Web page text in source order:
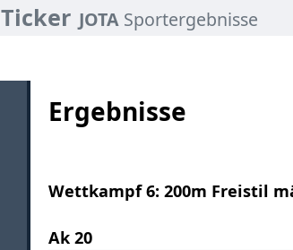
Ticker JOTA Sportergebnisse
Ergebnisse
Wettkampf 6: 200m Freistil
Ak 20